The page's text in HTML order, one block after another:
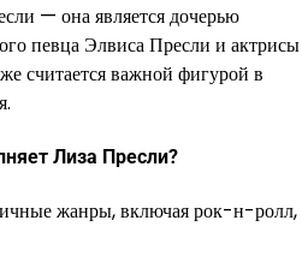
— она является дочерью
певца Элвиса Пресли и актрисы
считается важной фигурой в
Лиза Пресли?
жанры, включая рок-н-ролл,